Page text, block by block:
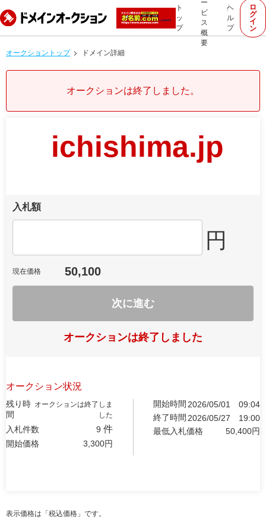
ト
ッ
プ
ー
ビ
ス
概
要
ヘ
ル
プ
ロ
グ
イ
ン
オークショントップ ドメイン詳細
オークションは終了しました。
ichishima.jp
入札額
円
現在価格 50,100
次に進む
オークションは終了しました
オークション状況
残り時
間
オークションは終了しま
した
入札件数 9 件
開始価格 3,300円
開始時間 2026/05/01
09:04
終了時間 2026/05/27
19:00
最低入札価格
50,400円
表示価格は「税込価格」です。